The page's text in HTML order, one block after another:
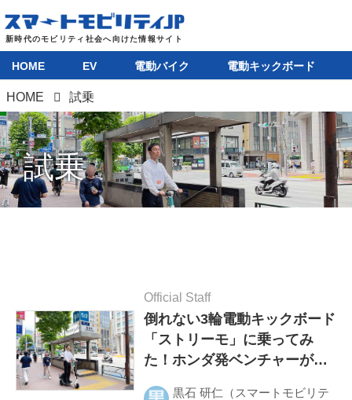
HOME
HOME EV 電動バイク 電動キックボード
HOME 試乗
試乗
Official Staff
倒れない3輪電動キックボード
「ストリーモ」に乗ってみ
た！ホンダ発ベンチャーが挑
黒石 研仁（スマートモビリテ